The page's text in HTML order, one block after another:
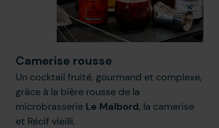
Camerise rousse
Un cocktail fruité, gourmand et complexe,
grâce à la bière rousse de la
microbrasserie Le Malbord, la camerise
et Récif vieilli.